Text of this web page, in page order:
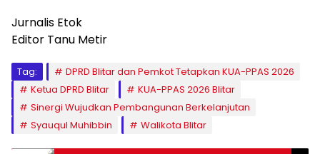
Jurnalis Etok
Editor Tanu Metir
Tag:
DPRD Blitar dan Pemkot Tetapkan KUA-PPAS 2026
Ketua DPRD Blitar
KUA-PPAS 2026 Blitar
Sinergi Wujudkan Pembangunan Berkelanjutan
Syauqul Muhibbin
Walikota Blitar